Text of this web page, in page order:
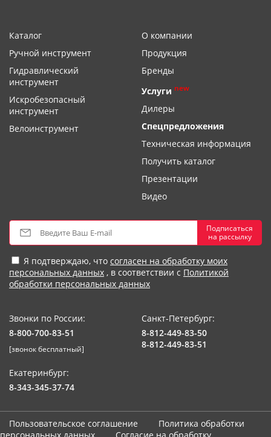
Каталог
Ручной инструмент
Гидравлический
инструмент
Искробезопасный
инструмент
Велоинструмент
О компании
Продукция
Бренды
Услуги new
Дилеры
Спецпредложения
Техническая информация
Получить каталог
Презентации
Видео
Подписаться
на рассылку
Я подтверждаю, что согласен на обработку моих
персональных данных , в соответствии с Политикой
обработки персональных данных
Звонки по России:
8-800-700-83-51
[звонок бесплатный]
Санкт-Петербург:
8-812-449-83-50
8-812-449-83-51
Екатеринбург:
8-343-345-37-74
Пользовательское соглашение
Политика обработки